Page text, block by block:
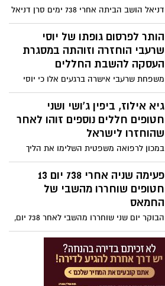
דניאל הושב הביתה אחרי 738 ימים סרן דניאל
שמעון פרץ, מפקד מחלקת טנקים בגדוד 77,
באוקטובר. בן 22 בנופלו.
הותר לפרסום גופתו של יוסי
שרעבי הוחזרה וזוהתה במסגרת
העסקה להשבת החללים
משפחת שרעבי אישרה ברגעים אלו כי יוסי
שרעבי זכרו לברכה הוחזר לשטח ישראל
וזוהה באופן רשמי במכון לרפואה משפטית,
לאחר שנתיים ארוכות וכואבות. יוסי נחטף
בחיים מביתו בקיבוץ בארי ונרצח בשבי.
גיא אילוז, ביפין ג'ושי ושני
חטופים חללים נוספים זוהו לאחר
שהוחזרו לישראל
במכון לרפואה משפטית השלימו את הליך
הזיהוי, והבוקר (שלישי) הודיע צה"ל
למשפחותיהם של גיא אילוז וביפין ג'ושי שזוהו
גופותיהם, לצד שני חללים נוספים ששמם
טרם הותר לפרסום.
פעימה שניה אחרי 738 יום 13
חטופים שוחררו מהשבי של
החמאס
הבוקר יום שני שוחררו מהשבי לאחר 738 יום,
13 חטופים בחיים בפעימה השניה, מחאן יונס
דוד ואריאל קוניו , נמרוד כהן , אביתר דוד,
רום ברסלבסקי, יוסף חיים אוחנה, אבינתן אור,
אלקנה בוחבוט, איתן הורן, מקסים הרקין, שגב
כלפון, מתן צנגאוקר, בר קופרשטיין